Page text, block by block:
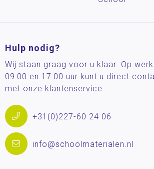
Hulp nodig?
Wij staan graag voor u klaar. Op
09:00 en 17:00 uur kunt u direct
met onze klantenservice.
+31(0)227-60 24 06
info@schoolmaterialen.nl